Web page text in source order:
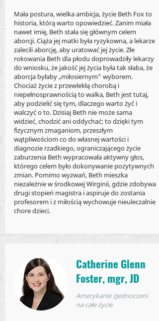
Mała postura, wielka ambicja, życie Beth Fox to
historia, którą warto opowiedzieć. Zanim miała
nawet imię, Beth stała się głównym celem
aborcji. Ciąża jej matki była ryzykowna, a lekarze
zalecili aborcję, aby uratować jej życie. Złe
rokowania Beth dla płodu doprowadziły lekarzy
do wniosku, że jakość jej życia była tak słaba, że
aborcja byłaby „miłosiernym” wyborem.
Chociaż życie z przewlekłą chorobą i
niepełnosprawnością to walka, Beth jest tutaj,
aby podzielić się tym, dlaczego warto żyć i
walczyć o to. Dzisiaj Beth nie może sama
widzieć, chodzić ani oddychać; to dzięki tym
fizycznym zmaganiom, przeszłym
wątpliwościom co do własnej wartości i
diagnozie rzadkiego, ograniczającego życie
zaburzenia Beth wypracowała aktywny głos,
którego celem było dokonywanie pozytywnych
zmian. Pomimo wyzwań, Beth mieszka
niezależnie w środkowej Wirginii, gdzie zdobywa
drugi stopień magistra i aspiruje do zostania
profesorem i z miłością wychowuje nieuleczalnie
chore dzieci.
Catherine Glenn
Foster, mgr, JD
Amerykanie zjednoczeni
na całe życie